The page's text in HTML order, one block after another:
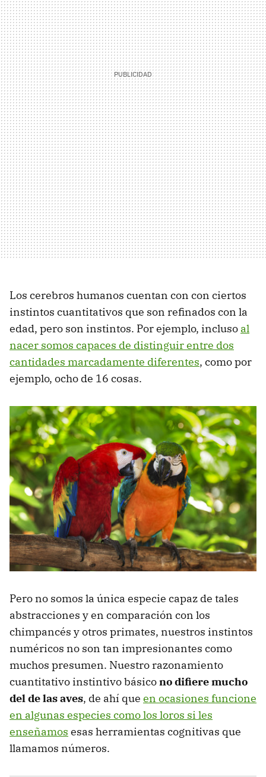
Los cerebros humanos cuentan con con ciertos
instintos cuantitativos que son refinados con la
edad, pero son instintos. Por ejemplo, incluso al
nacer somos capaces de distinguir entre dos
cantidades marcadamente diferentes, como por
ejemplo, ocho de 16 cosas.
Pero no somos la única especie capaz de tales
abstracciones y en comparación con los
chimpancés y otros primates, nuestros instintos
numéricos no son tan impresionantes como
muchos presumen. Nuestro razonamiento
cuantitativo instintivo básicono difiere mucho
del de las aves, de ahí que en ocasiones funcione
en algunas especies como los loros si les
enseñamos esas herramientas cognitivas que
llamamos números.